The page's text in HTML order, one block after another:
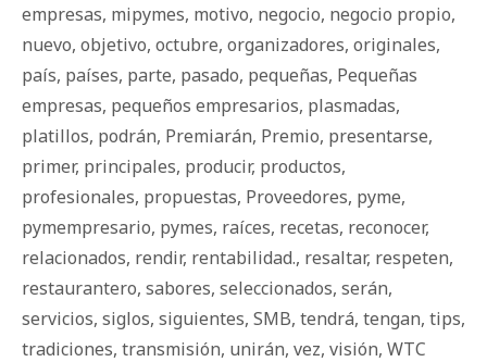
empresas, mipymes, motivo, negocio, negocio propio,
nuevo, objetivo, octubre, organizadores, originales,
país, países, parte, pasado, pequeñas, Pequeñas
empresas, pequeños empresarios, plasmadas,
platillos, podrán, Premiarán, Premio, presentarse,
primer, principales, producir, productos,
profesionales, propuestas, Proveedores, pyme,
pymempresario, pymes, raíces, recetas, reconocer,
relacionados, rendir, rentabilidad., resaltar, respeten,
restaurantero, sabores, seleccionados, serán,
servicios, siglos, siguientes, SMB, tendrá, tengan, tips,
tradiciones, transmisión, unirán, vez, visión, WTC